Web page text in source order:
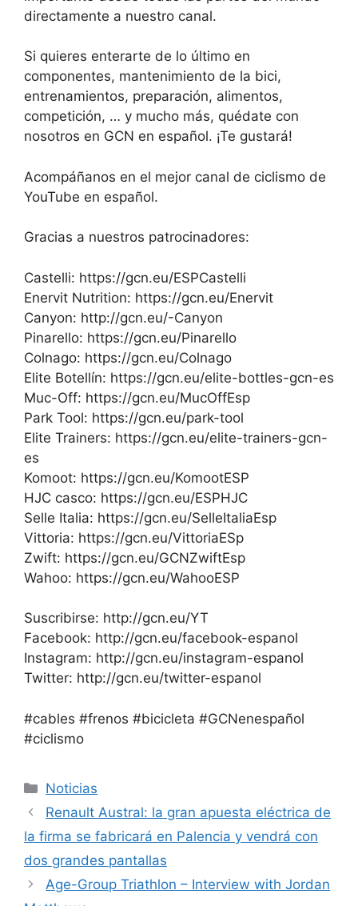
directamente a nuestro canal.
Si quieres enterarte de lo último en
componentes, mantenimiento de la bici,
entrenamientos, preparación, alimentos,
competición, … y mucho más, quédate con
nosotros en GCN en español. ¡Te gustará!
Acompáñanos en el mejor canal de ciclismo de
YouTube en español.
Gracias a nuestros patrocinadores:
Castelli: https://gcn.eu/ESPCastelli
Enervit Nutrition: https://gcn.eu/Enervit
Canyon: http://gcn.eu/-Canyon
Pinarello: https://gcn.eu/Pinarello
Colnago: https://gcn.eu/Colnago
Elite Botellín: https://gcn.eu/elite-bottles-gcn-es
Muc-Off: https://gcn.eu/MucOffEsp
Park Tool: https://gcn.eu/park-tool
Elite Trainers: https://gcn.eu/elite-trainers-gcn-
es
Komoot: https://gcn.eu/KomootESP
HJC casco: https://gcn.eu/ESPHJC
Selle Italia: https://gcn.eu/SelleItaliaEsp
Vittoria: https://gcn.eu/VittoriaESp
Zwift: https://gcn.eu/GCNZwiftEsp
Wahoo: https://gcn.eu/WahooESP
Suscribirse: http://gcn.eu/YT
Facebook: http://gcn.eu/facebook-espanol
Instagram: http://gcn.eu/instagram-espanol
Twitter: http://gcn.eu/twitter-espanol
#cables #frenos #bicicleta #GCNenespañol
#ciclismo
Categorías
Noticias
Renault Austral: la gran apuesta eléctrica de
la firma se fabricará en Palencia y vendrá con
dos grandes pantallas
Age-Group Triathlon – Interview with Jordan